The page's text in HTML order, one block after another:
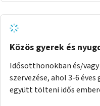
Közös gyerek és
Idősotthonokban és/
szervezése, ahol 3-6
együtt tölteni idős